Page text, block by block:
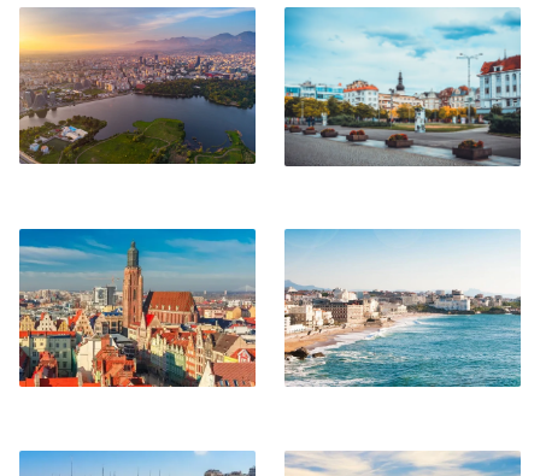
Tirana
Breslavia Biarritz
Heraklion Tolosa